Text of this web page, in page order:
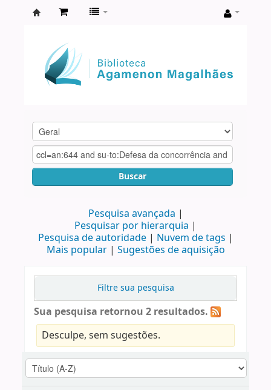
Agamenon
Magalhães
Buscar
Pesquisa avançada
Pesquisar por hierarquia
Pesquisa de autoridade
Nuvem de tags
Mais popular
Sugestões de aquisição
Filtre sua pesquisa
Sua pesquisa retornou 2 resultados.
Desculpe, sem sugestões.